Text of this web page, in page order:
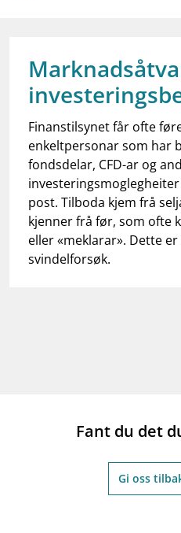
notifications_noneAbonner på
Finanstilsynet får ofte
enkeltpersonar som har
fondsdelar, CFD-ar og
post. Tilboda kjem frå
kjenner frå før, som ofte
eller «meklarar». Dette
svindelforsøk.
Fant du det
Gi oss